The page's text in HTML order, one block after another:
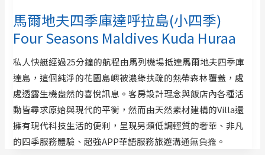
馬爾地夫四季庫達呼拉島(小四季)
Four Seasons Maldives Kuda Huraa
私人快艇經過25分鐘的航程由馬列機場抵達馬爾地夫四季庫
達島，這個純淨的花園島嶼被濃綠扶疏的熱帶森林覆蓋，處
處透露生機盎然的喜悅訊息。客房設計理念與飯店內各種活
動皆尋求原始與現代的平衡，然而由天然素材建構的Villa還
擁有現代科技生活的便利，呈現另類低調輕質的奢華、非凡
的四季服務體驗、超強APP華語服務旅遊溝通無負擔。